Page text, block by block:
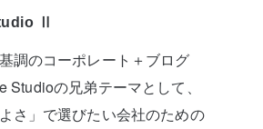
Ⅱ
調のコーポレート＋ブログ
Studioの兄弟テーマとして、
よさ」で選びたい会社のための